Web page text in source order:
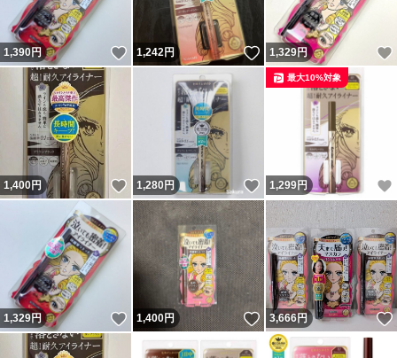
1,390円 いいね！
1,242円 いいね！
1,329円
1,400円 いいね！
1,280円 いいね！
1,299円
最大10%対象
1,329円 いいね！
1,400円 いいね！
3,666円